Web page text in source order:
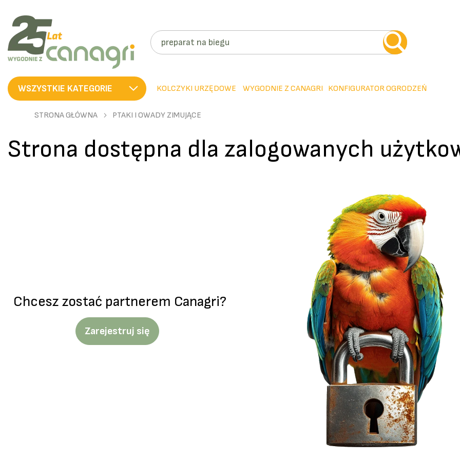
SZUKAJ
WSZYSTKIE KATEGORIE KOLCZYKI URZĘDOWE WYGODNIE Z CANAGRI KONFIGURATOR OGRODZEŃ
STRONA GŁÓWNA PTAKI I OWADY ZIMUJĄCE
Strona dostępna dla zalogowanych
Chcesz zostać partnerem Canagri?
Zarejestruj się